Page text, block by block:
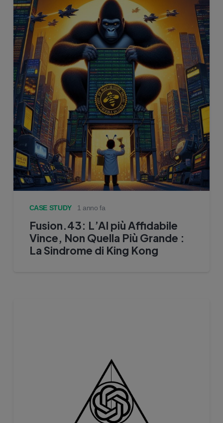
CASE STUDY 1 anno fa
Fusion.43: L’AI più Affidabile
Vince, Non Quella Più Grande :
La Sindrome di King Kong